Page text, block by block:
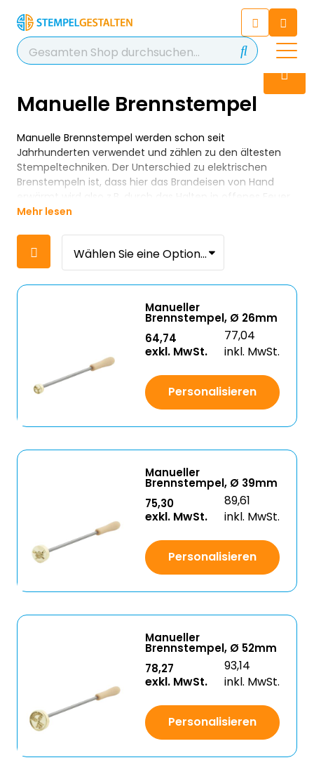
Chatten Sie 24/7 mit unserem
hilfreichen Chatbot
Kontakt
+49 2038 0480 403
Manuelle Brennstempel
Manuelle Brennstempel werden schon seit
Jahrhunderten verwendet und zählen zu den ältesten
Stempeltechniken. Der Unterschied zu elektrischen
Brenstempeln ist, dass hier das Brandeisen von Hand
erwärmt wird also z.B. durch das Halten in offenes Feuer.
Mehr lesen
Manueller
Brennstempel, Ø 26mm
64,74
exkl. MwSt.
77,04
inkl. MwSt.
Personalisieren
Manueller
Brennstempel, Ø 39mm
75,30
exkl. MwSt.
89,61
inkl. MwSt.
Personalisieren
Manueller
Brennstempel, Ø 52mm
78,27
exkl. MwSt.
93,14
inkl. MwSt.
Personalisieren